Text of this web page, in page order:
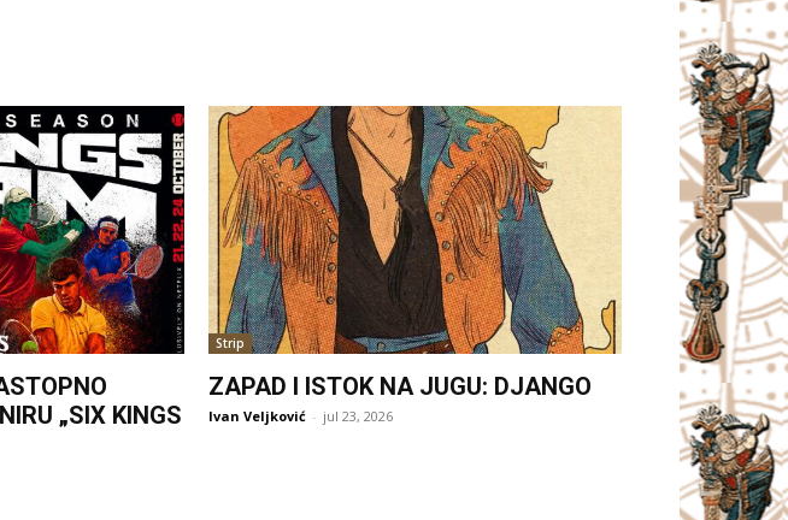
„SIX KINGS
Strip
ZAPAD I ISTOK NA JUGU: DJANGO
Ivan Veljković - jul 23, 2026